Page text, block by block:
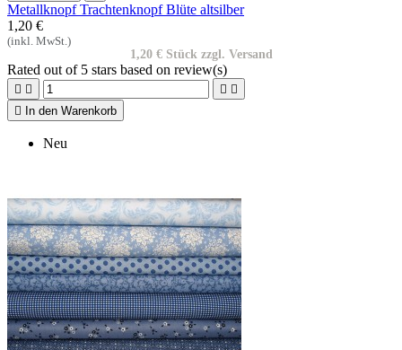
Metallknopf Trachtenknopf Blüte altsilber
1,20 €
(inkl. MwSt.)
1,20 € Stück zzgl. Versand
Rated out of 5 stars based on review(s)
   

In den Warenkorb
Neu